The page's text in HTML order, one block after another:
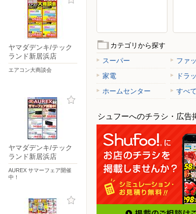
ヤマダデンキ/テック
ランド新居浜店
エアコン大商談会
ヤマダデンキ/テック
ランド新居浜店
AUREX サマーフェア開催
中！
カテゴリから探す
スーパー
ファ
家電
ドラ
ホームセンター
すべて
シュフーへのチラシ・広告